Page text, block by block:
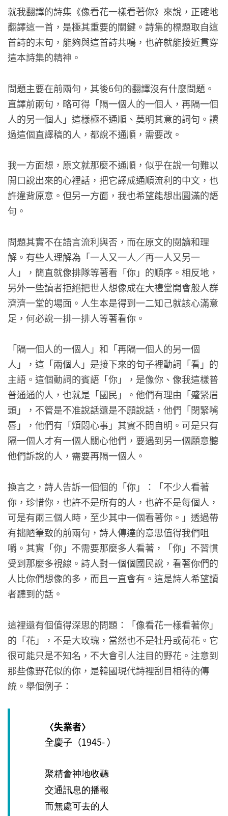
就我翻譯的詩集《像看花一樣看著你》來說，正確地
翻譯這一首，是極其重要的關鍵。詩集的標題取自這
首詩的末句，能夠與這首詩共鳴，也許就能接近貫穿
這本詩集的精神。
問題主要在前兩句，其後6句的翻譯沒有什麼問題。
直譯前兩句，略可得「隔一個人的一個人，再隔一個
人的另一個人」這樣極不通順、莫明其意的詞句。讀
過這個直譯稿的人，都說不通順，需要改。
我一方面想，原文就那麼不通順，似乎在說一句難以
開口說出來的心裡話，把它譯成通順流利的中文，也
許違背原意。但另一方面，我也希望能想出圓滿的語
句。
問題其實不在語言流利與否，而在原文的閱讀和理
解。有些人理解為「一人又一人／再一人又另一
人」，簡直就像排隊等著看「你」的順序。相反地，
另外一些讀者拒絕把世人想像成在大禮堂開會般人群
濟濟一堂的場面。人生本是得到一二知己就該心滿意
足，何必說一排一排人等著看你。
「隔一個人的一個人」和「再隔一個人的另一個
人」，這「兩個人」是接下來的句子裡動詞「看」的
主語。這個動詞的賓語「你」，是像你、像我這樣普
普通通的人，也就是「國民」。他們有理由「蹙緊眉
頭」，不管是不准說話還是不願說話，他們「閉緊嘴
唇」，他們有「煩悶心事」其實不問自明。可是只有
隔一個人才有一個人關心他們，要遇到另一個願意聽
他們訴說的人，需要再隔一個人。
換言之，詩人告訴一個個的「你」：「不少人看著
你，珍惜你，也許不是所有的人，也許不是每個人，
可是有兩三個人時，至少其中一個看著你。」透過帶
有拙陋筆致的前兩句，詩人傳達的意思值得我們咀
嚼。其實「你」不需要那麼多人看著，「你」不習慣
受到那麼多視線。詩人對一個個國民說，看著你們的
人比你們想像的多，而且一直會有。這是詩人希望讀
者聽到的話。
這裡還有個值得深思的問題：「像看花一樣看著你」
的「花」，不是大玫瑰，當然也不是牡丹或荷花。它
很可能只是不知名，不大會引人注目的野花。注意到
那些像野花似的你，是韓國現代詩裡刮目相待的傳
統。舉個例子：
〈失業者〉
全慶子（1945- ）
聚精會神地收聽
交通訊息的播報
而無處可去的人